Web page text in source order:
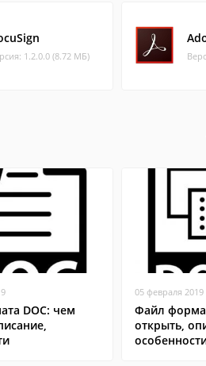
1.2.0.0 (8.72 МБ)
DOC: чем
05 февраля 2019
Файл
открыть,